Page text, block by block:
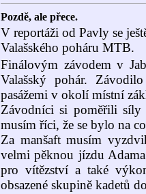
Pozdě, ale přece.
V reportáži od Pavly se
Valašského poháru MTB.
Finálovým závodem v
Valašský pohár.
pasážemi v okolí místní
Závodníci si poměřili síly
musím říci, že se bylo na
Za manšaft musím
velmi pěknou jízdu
pro vítězství a také
obsazené skupině kadetů